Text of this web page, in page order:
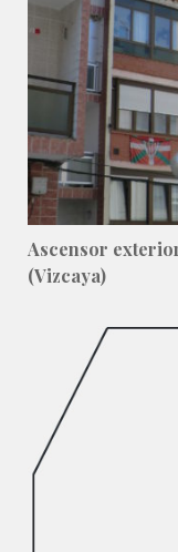
Ascensor
(Vizcaya)